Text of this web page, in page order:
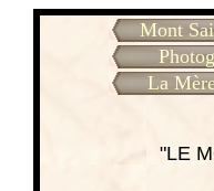
Mont
La
"LE